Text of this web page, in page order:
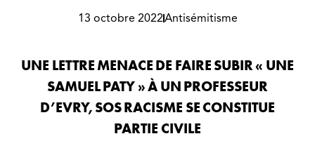
13 octobre 2022Antisémitisme
UNE LETTRE MENACE DE FAIRE SUBIR « UNE
SAMUEL PATY » À UN PROFESSEUR
D’EVRY, SOS RACISME SE CONSTITUE
PARTIE CIVILE